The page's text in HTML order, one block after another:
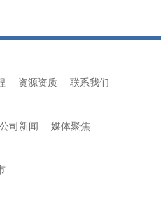
资源资质 联系我们
司新闻 媒体聚焦